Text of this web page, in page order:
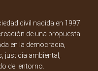
civil nacida en 1997.
de una propuesta
en la democracia,
justicia ambiental,
del entorno.